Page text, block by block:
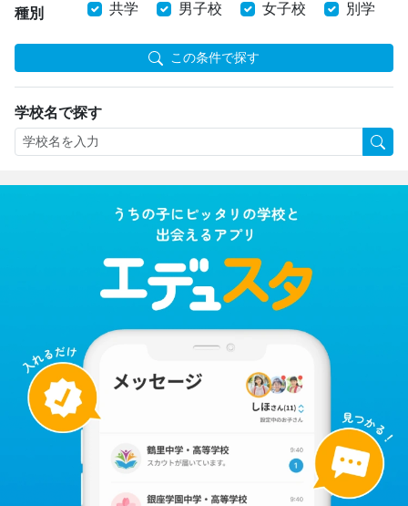
種別 共学 男子校 女子校 別学
この条件で探す
学校名で探す